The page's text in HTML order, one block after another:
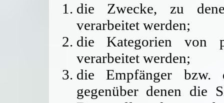
die Zwecke, zu
verarbeitet werden;
die Kategorien von
verarbeitet werden;
die Empfänger bzw.
gegenüber denen die